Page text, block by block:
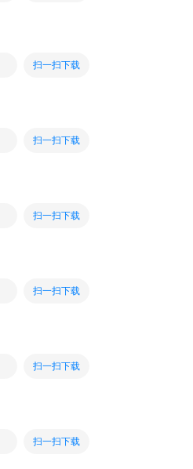
扫一扫下载
扫一扫下载
扫一扫下载
扫一扫下载
扫一扫下载
扫一扫下载